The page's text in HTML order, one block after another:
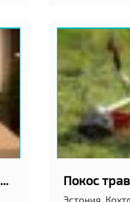
мануальная терапия остеопат